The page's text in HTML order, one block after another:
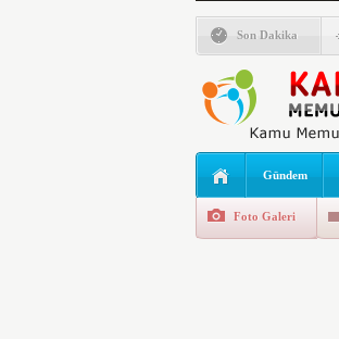
Son Dakika
Gündem
Foto Galeri